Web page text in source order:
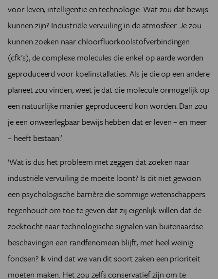
voor leven, intelligentie en technologie. Wat zou dat bewijs
kunnen zijn? Industriële vervuiling in de atmosfeer. Je zou
kunnen zoeken naar chloorfluorkoolstofverbindingen
(cfk's), de complexe molecules die enkel op aarde worden
geproduceerd voor koelinstallaties. Als je die op een andere
planeet zou vinden, weet je dat die molecule onmogelijk op
een natuurlijke manier geproduceerd kon worden. Dan zou
je een onweerlegbaar bewijs hebben dat er leven – en meer
– heeft bestaan.’
‘Wat is dus het probleem met zeggen dat zoeken naar
industriële vervuiling de moeite loont? Is dit niet gewoon
een psychologische barrière die sommige wetenschappers
tegenhoudt om toe te geven dat zij eigenlijk willen dat de
zoektocht naar technologische signalen van buitenaardse
beschavingen een randfenomeen blijft, met heel weinig
fondsen? Ik vind dat we van dit soort zaken een prioriteit
moeten maken. Het zou zelfs conservatief zijn om te